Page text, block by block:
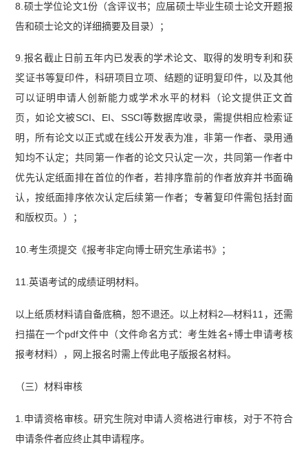
8.硕士学位论文1份（含评议书；应届硕士毕业生硕士论文开题报
告和硕士论文的详细摘要及目录）；
9.报名截止日前五年内已发表的学术论文、取得的发明专利和获
奖证书等复印件，科研项目立项、结题的证明复印件，以及其他
可以证明申请人创新能力或学术水平的材料（论文提供正文首
页，如论文被SCI、EI、SSCI等数据库收录，需提供相应检索证
明，所有论文以正式或在线公开发表为准，非第一作者、录用通
知均不认定；共同第一作者的论文只认定一次，共同第一作者中
优先认定纸面排在首位的作者，若排序靠前的作者放弃并书面确
认，按纸面排序依次认定后续第一作者；专著复印件需包括封面
和版权页。）；
10.考生须提交《报考非定向博士研究生承诺书》；
11.英语考试的成绩证明材料。
以上纸质材料请自备底稿，恕不退还。以上材料2—材料11，还需
扫描在一个pdf文件中（文件命名方式：考生姓名+博士申请考核
报考材料），网上报名时需上传此电子版报名材料。
（三）材料审核
1.申请资格审核。研究生院对申请人资格进行审核，对于不符合
申请条件者应终止其申请程序。